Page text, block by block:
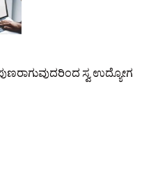
ಸ್ವ ಉದ್ಯೋಗ